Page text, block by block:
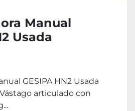
Manual
Usada
GESIPA HN2 Usada
articulado con